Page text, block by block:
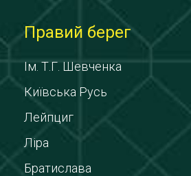
Правий берег
Ім. Т.Г. Шевченка
Київська Русь
Лейпциг
Ліра
Братислава